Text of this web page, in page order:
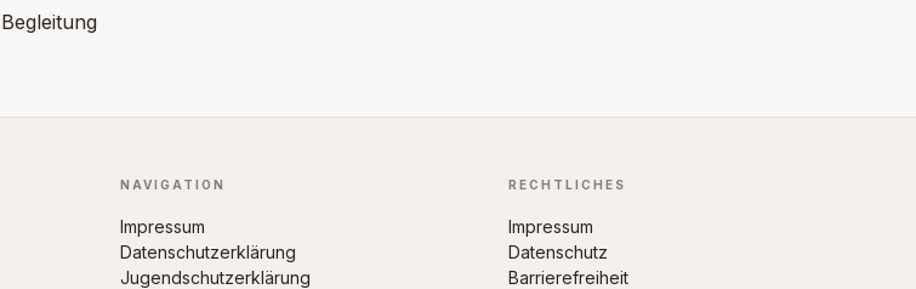
NAVIGATION
Impressum
Datenschutzerklärung
Jugendschutzerklärung
RECHTLICHES
Impressum
Datenschutz
Barrierefreiheit